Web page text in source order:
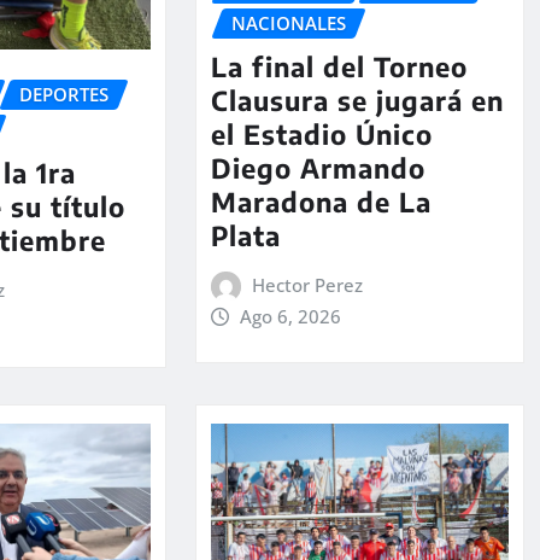
DEPORTES
1ra
su título
NACIONALES
La final del Torneo
Clausura se jugará en
el Estadio Único
Diego Armando
Maradona de La
Plata
Hector Perez
Ago 6, 2026